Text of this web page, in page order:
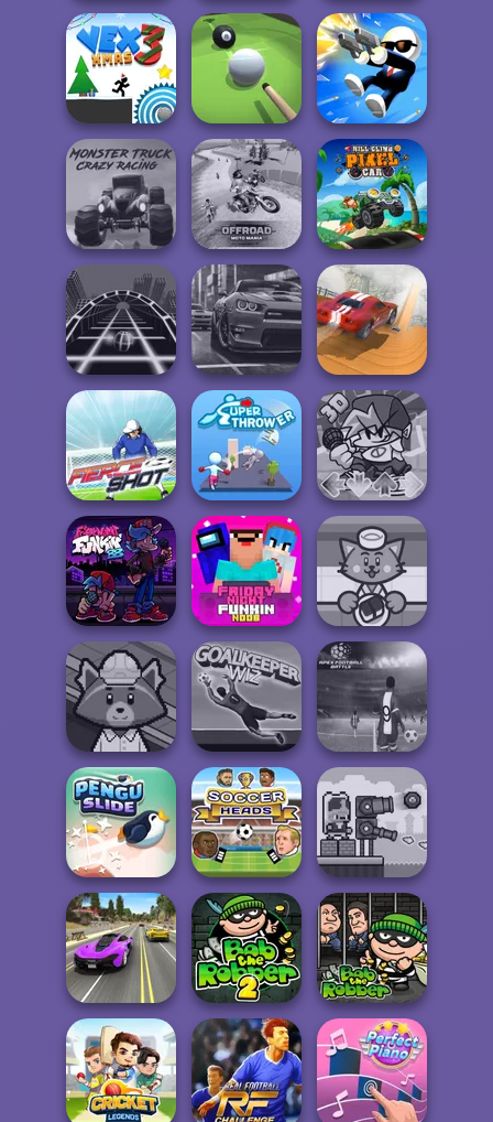
Green Ball
Football
Superstars 2024
Break n Bounce
Vex 3 Xmas Pool Master 3D Shot Trigger
Monster Truck
Crazy Racing
Offroad Moto
Mania
Hill Climb Pixel
Car
Ball Surfer 3D Real City Driver
City Driver:
Destroy Car
Fierce Shot Super Thrower FNF Music 3D
Friday Night
Funkin vs Big
Bro...
Friday Night
Funkin Noob
Sushi Supply Co.
Trash Factory Goalkeeper Wiz
Apex Football
Battle
Pengu Slide Soccer Heads Janissary Tower
Street Car Race
Ultimate
Bob the Robber
2
Bob the Robber